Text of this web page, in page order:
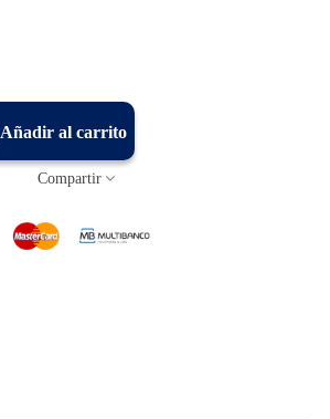
Añadir al carrito
Compartir